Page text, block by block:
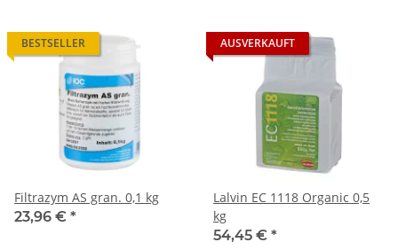
BESTSELLER
Filtrazym AS gran. 0,1 kg
23,96 € *
AUSVERKAUFT
Lalvin EC 1118 Organic 0,5
kg
54,45 € *